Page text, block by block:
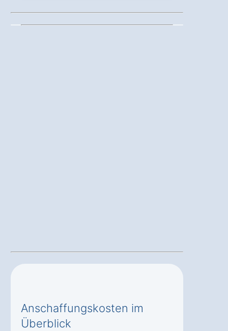
Anschaffungskosten im
Überblick